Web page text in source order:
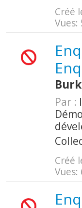
Créé
Vues:
Par :
Créé
Vues: